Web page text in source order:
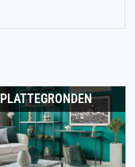
PLATTEGRONDEN